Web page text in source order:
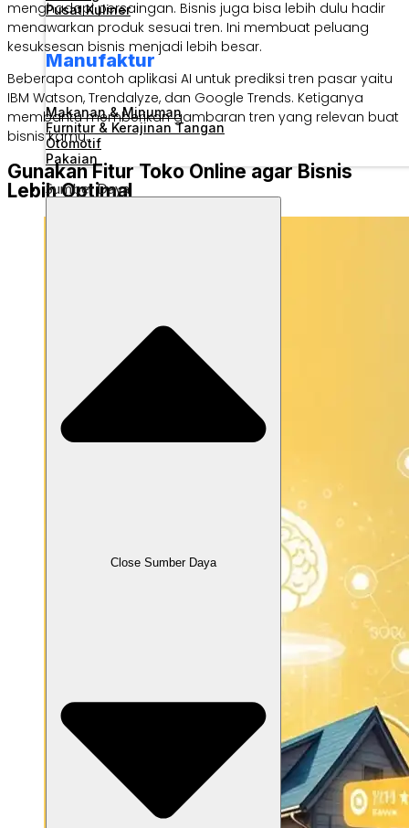
Pusat Kuliner
Manufaktur
Makanan & Minuman
Furnitur & Kerajinan Tangan
Otomotif
Pakaian
Sumber Daya
Close Sumber Daya
menghadapi persaingan. Bisnis juga bisa lebih dulu hadir
menawarkan produk sesuai tren. Ini membuat peluang
kesuksesan bisnis menjadi lebih besar.
Beberapa contoh aplikasi AI untuk prediksi tren pasar yaitu
IBM Watson, Trendalyze, dan Google Trends. Ketiganya
membantu memberikan gambaran tren yang relevan buat
bisnis kamu.
Gunakan Fitur Toko Online agar Bisnis
Lebih Optimal